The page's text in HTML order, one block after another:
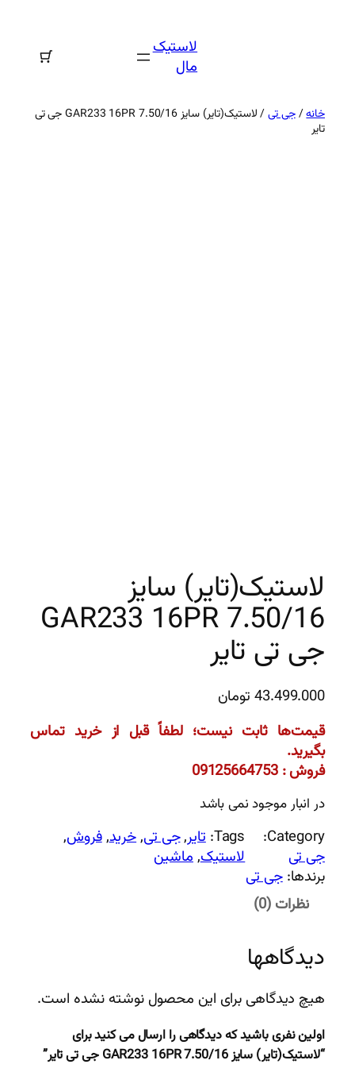
لاستیک
مال
خانه/جی تی
/ لاستیک(تایر) سایز 7.50/16 GAR233 16PR جی تی
تایر
لاستیک(تایر) سایز
7.50/16 GAR233 16PR
جی تی تایر
43.499.000 تومان
قیمت‌ها ثابت نیست؛ لطفاً قبل از خرید تماس
بگیرید.
فروش : 09125664753
در انبار موجود نمی باشد
Category:
جی تی
Tags: تایر, جی تی, خرید, فروش,
لاستیک, ماشین
برندها:جی تی
نظرات (0)
دیدگاهها
هیچ دیدگاهی برای این محصول نوشته نشده است.
اولین نفری باشید که دیدگاهی را ارسال می کنید برای
“لاستیک(تایر) سایز 7.50/16 GAR233 16PR جی تی تایر”